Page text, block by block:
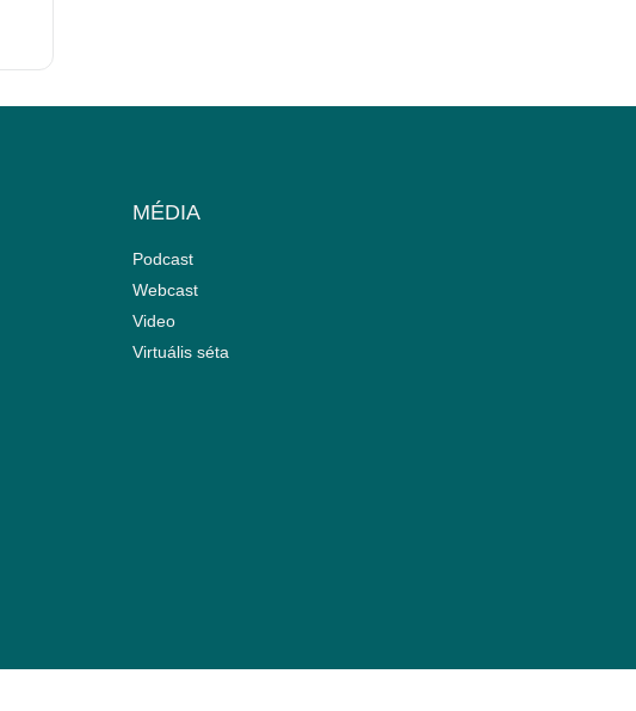
MÉDIA
Podcast
Webcast
Video
Virtuális séta